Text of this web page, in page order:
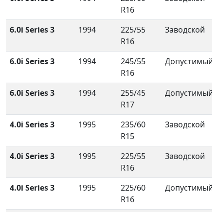
R16
6.0i Series 3 1994
225/55
R16
Заводской
6.0i Series 3 1994
245/55
R16
Допустимый
6.0i Series 3 1994
255/45
R17
Допустимый
4.0i Series 3 1995
235/60
R15
Заводской
4.0i Series 3 1995
225/55
R16
Заводской
4.0i Series 3 1995
225/60
R16
Допустимый